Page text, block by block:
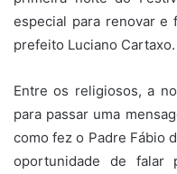
especial para renovar e
prefeito Luciano Cartaxo.
Entre os religiosos, a
para passar uma
como fez o Padre Fábio
oportunidade de falar